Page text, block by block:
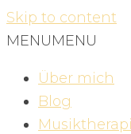
Skip to content
MENUMENU
Über mich
Blog